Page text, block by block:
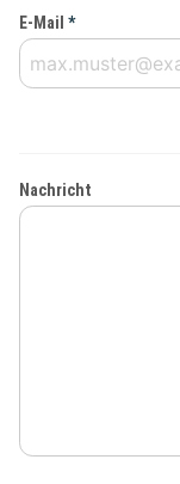
E-Mail *
Nachricht